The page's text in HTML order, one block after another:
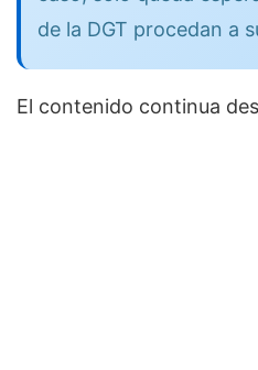
de la DGT procedan a
El contenido continua